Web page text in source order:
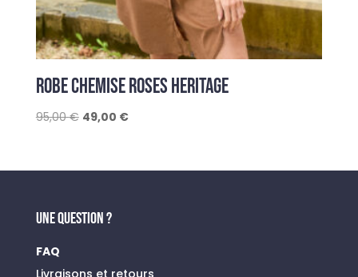
ROBE CHEMISE ROSES HERITAGE
95,00€ Le
était :
49,00 €Le
est :
UNE QUESTION ?
FAQ